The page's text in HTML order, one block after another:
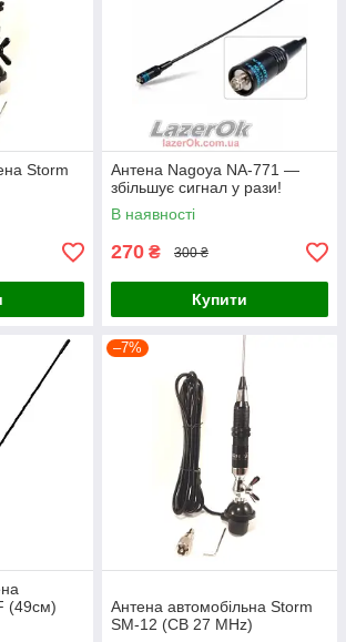
Storm
Антена Nagoya NA-771 —
збільшує сигнал у рази!
В наявності
270 ₴ 300 ₴
Купити
(49см)
–7%
Антена автомобільна Storm
SM-12 (CB 27 MHz)